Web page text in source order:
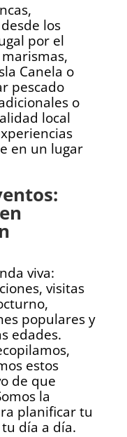
los
por el
Canela o
pescado
o
local
en un lugar
viva:
visitas
populares y
edades.
estos
de que
la
planificar tu
día a día.